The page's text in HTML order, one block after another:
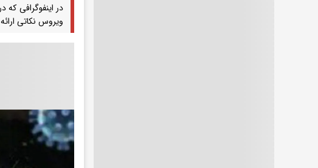
در اینفوگرافی که
ویروس نکاتی